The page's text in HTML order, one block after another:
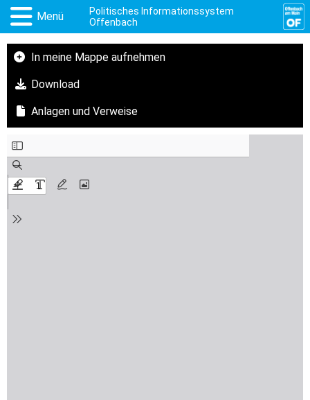
Menü
Politisches Informationssystem
Offenbach
In meine Mappe aufnehmen
Download
Anlagen und Verweise